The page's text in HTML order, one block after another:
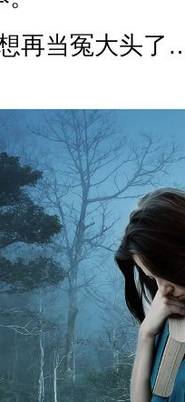
再当冤大头